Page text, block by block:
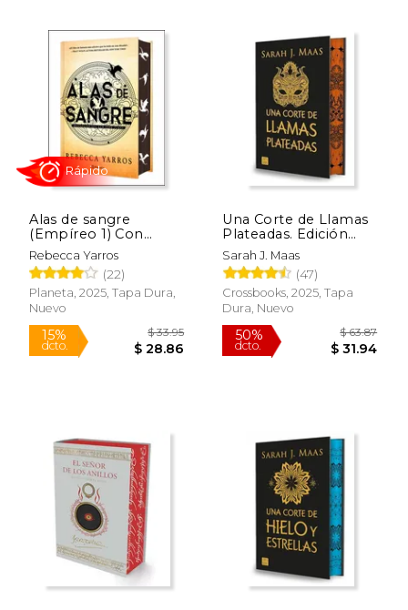
50%
dcto.
15%
dcto.
Alas de sangre
(Empíreo 1) Con
cantos tintados
Rebecca Yarros
(22)
Planeta, 2025, Tapa Dura,
Nuevo
dcto.
Una Corte de Llamas
Plateadas. Edición
Especial: Una Corte
de Rosas y Espinas 5.
Edición Especial con
Cantos Tintados
Sarah J. Maas
(47)
Crossbooks, 2025, Tapa
Dura, Nuevo
50%
dcto.